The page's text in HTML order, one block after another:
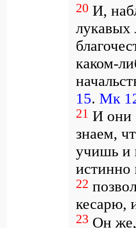
20 И,
лукавых
каком-
15. Мк
21 И они
знаем,
учишь и
22
кесарю,
23 Он